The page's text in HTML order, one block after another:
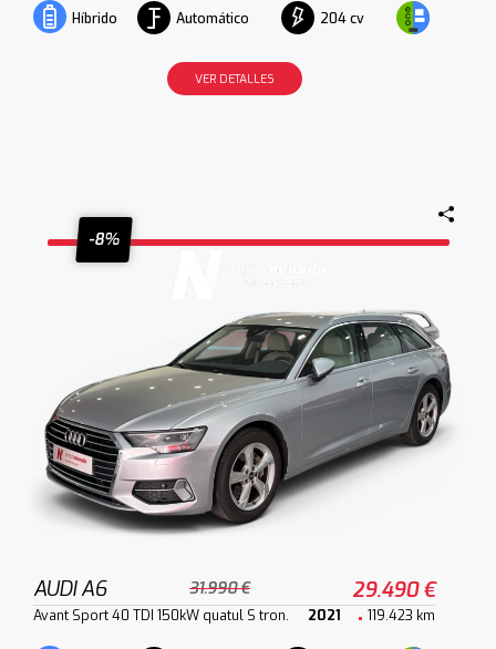
Híbrido Automático 204 cv
VER DETALLES
-8%
AUDI A6 31.990 € 29.490 €
Avant Sport 40 TDI 150kW quatul S tron. 2021 119.423 km